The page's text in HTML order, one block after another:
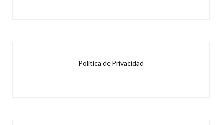
Política de Privacidad